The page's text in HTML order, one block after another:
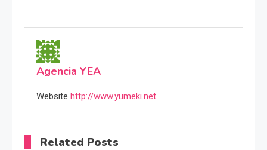
Agencia YEA
Website http://www.yumeki.net
Related Posts